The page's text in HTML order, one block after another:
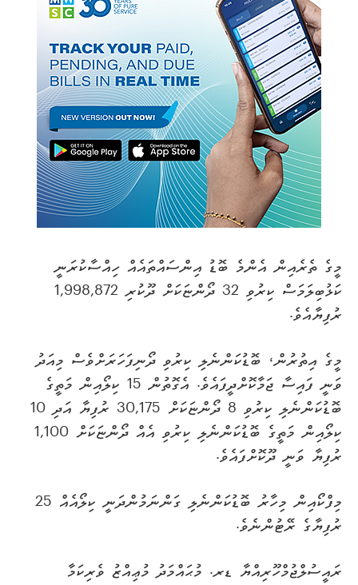
މީގެ ތެރެއިން އެންމެ ބޮޑު އިންސައްތައެއް ހިއްސާކުރަނީ
ކަޅުބިލަމަސް ކިރުވި 32 ދޯންޏަކަށް ދޫކުރި 1,998,872
ރުފިޔާއެވެ.
މީގެ އިތުރުން، ބޮޑުކަންނެލި ކިރުވި ދޯނިފަހަރަށްވެސް މިއަދު
ވަނީ ފައިސާ ޖަމާކޮށްދީފައެވެ. އެގޮތުން 15 ކިލޯއިން މަތީގެ
ބޮޑުކަންނެލި ކިރުވި 8 ދޯންޏަކަށް 30,175 ރުފިޔާ އަދި 10
ކިލޯއިން މަތީގެ ބޮޑުކަންނެލި ކިރުވި އެއް ދޯންޏަކަށް 1,100
ރުފިޔާ ވަނީ ދޫކޮށްފައެވެ.
މިފްކޯއިން މިހާރު ބޮޑުކަންނެލި ގަންނަމުންދަނީ ކިލޯއެއް 25
ރުފިޔާގެ ރޭޓުންނެވެ.
ރައީސުލްޖުމްހޫރިއްޔާ ޑރ. މުޙައްމަދު މުޢިއްޒު ވެރިކަމާ